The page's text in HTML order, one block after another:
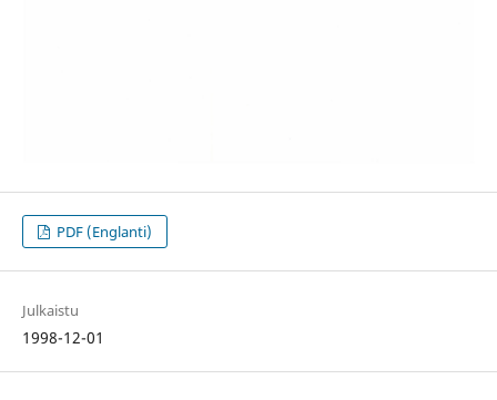
PDF (Englanti)
Julkaistu
1998-12-01